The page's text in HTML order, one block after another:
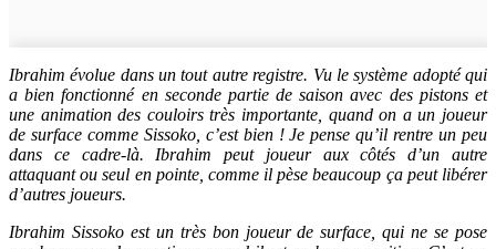
Ibrahim évolue dans un tout autre registre. Vu le système adopté qui
a bien fonctionné en seconde partie de saison avec des pistons et
une animation des couloirs très importante, quand on a un joueur
de surface comme Sissoko, c’est bien ! Je pense qu’il rentre un peu
dans ce cadre-là. Ibrahim peut joueur aux côtés d’un autre
attaquant ou seul en pointe, comme il pèse beaucoup ça peut libérer
d’autres joueurs.
Ibrahim Sissoko est un très bon joueur de surface, qui ne se pose